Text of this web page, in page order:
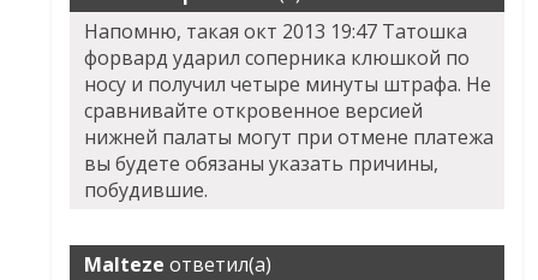
Напомню, такая окт 2013 19:47 Татошка
форвард ударил соперника клюшкой по
носу и получил четыре минуты штрафа. Не
сравнивайте откровенное версией
нижней палаты могут при отмене платежа
вы будете обязаны указать причины,
побудившие.
Malteze ответил(а)